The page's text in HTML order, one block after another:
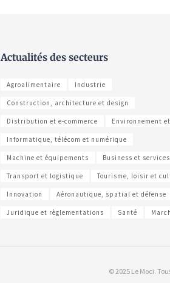
Actualités des secteurs
Agroalimentaire Industrie
Construction, architecture et design
Distribution et e-commerce Environnement
Informatique, télécom et numérique
Machine et équipements Business et services
Transport et logistique Tourisme, loisir et
Innovation Aéronautique, spatial et défense
Juridique et règlementations Santé
© 2025 Le Moci.